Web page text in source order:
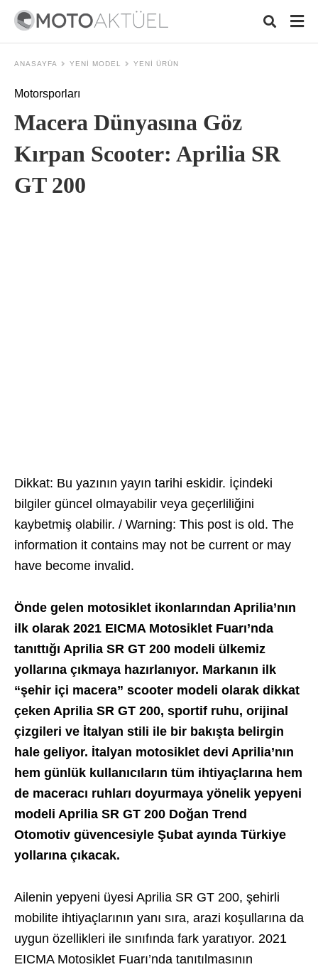
ANASAYFA YENI MODEL YENI ÜRÜN
Motorsporları
Macera Dünyasına Göz
Kırpan Scooter: Aprilia SR
GT 200
Dikkat: Bu yazının yayın tarihi eskidir. İçindeki
bilgiler güncel olmayabilir veya geçerliliğini
kaybetmiş olabilir. / Warning: This post is old. The
information it contains may not be current or may
have become invalid.
Önde gelen motosiklet ikonlarından Aprilia’nın
ilk olarak 2021 EICMA Motosiklet Fuarı’nda
tanıttığı Aprilia SR GT 200 modeli ülkemiz
yollarına çıkmaya hazırlanıyor. Markanın ilk
“şehir içi macera” scooter modeli olarak dikkat
çeken Aprilia SR GT 200, sportif ruhu, orijinal
çizgileri ve İtalyan stili ile bir bakışta belirgin
hale geliyor. İtalyan motosiklet devi Aprilia’nın
hem günlük kullanıcıların tüm ihtiyaçlarına hem
de maceracı ruhları doyurmaya yönelik yepyeni
modeli Aprilia SR GT 200 Doğan Trend
Otomotiv güvencesiyle Şubat ayında Türkiye
yollarına çıkacak.
Ailenin yepyeni üyesi Aprilia SR GT 200, şehirli
mobilite ihtiyaçlarının yanı sıra, arazi koşullarına da
uygun özellikleri ile sınıfında fark yaratıyor. 2021
EICMA Motosiklet Fuarı’nda tanıtılmasının